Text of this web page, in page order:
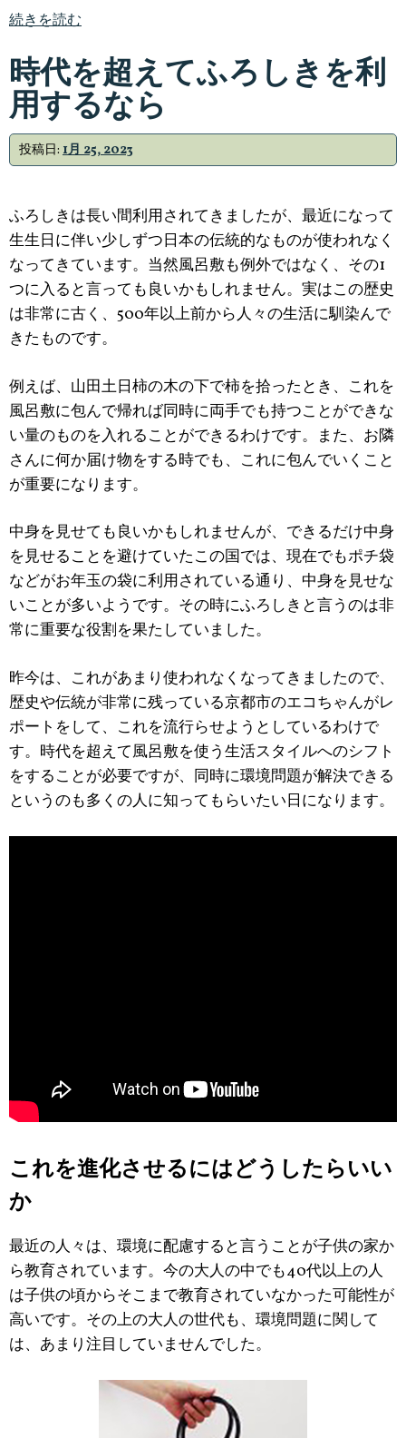
続きを読む
時代を超えてふろしきを利
用するなら
投稿日: 1月 25, 2023
ふろしきは長い間利用されてきましたが、最近になって
生生日に伴い少しずつ日本の伝統的なものが使われなく
なってきています。当然風呂敷も例外ではなく、その1
つに入ると言っても良いかもしれません。実はこの歴史
は非常に古く、500年以上前から人々の生活に馴染んで
きたものです。
例えば、山田土日柿の木の下で柿を拾ったとき、これを
風呂敷に包んで帰れば同時に両手でも持つことができな
い量のものを入れることができるわけです。また、お隣
さんに何か届け物をする時でも、これに包んでいくこと
が重要になります。
中身を見せても良いかもしれませんが、できるだけ中身
を見せることを避けていたこの国では、現在でもポチ袋
などがお年玉の袋に利用されている通り、中身を見せな
いことが多いようです。その時にふろしきと言うのは非
常に重要な役割を果たしていました。
昨今は、これがあまり使われなくなってきましたので、
歴史や伝統が非常に残っている京都市のエコちゃんがレ
ポートをして、これを流行らせようとしているわけで
す。時代を超えて風呂敷を使う生活スタイルへのシフト
をすることが必要ですが、同時に環境問題が解決できる
というのも多くの人に知ってもらいたい日になります。
これを進化させるにはどうしたらいい
か
最近の人々は、環境に配慮すると言うことが子供の家か
ら教育されています。今の大人の中でも40代以上の人
は子供の頃からそこまで教育されていなかった可能性が
高いです。その上の大人の世代も、環境問題に関して
は、あまり注目していませんでした。